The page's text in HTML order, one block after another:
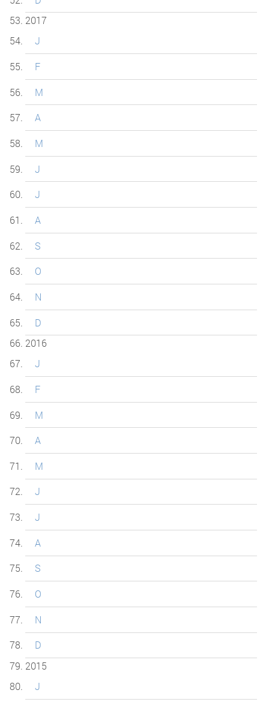
2017
J
F
M
A
M
J
J
A
S
O
N
D
2016
J
F
M
A
M
J
J
A
S
O
N
D
2015
J